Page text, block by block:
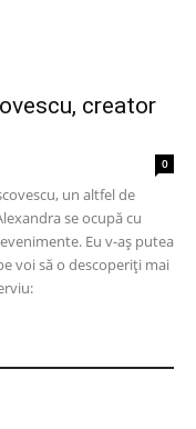
creator
0
un altfel de
se ocupă cu
Eu v-aș putea
voi să o descoperiți mai